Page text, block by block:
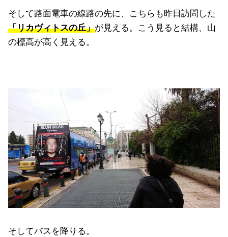
そして路面電車の線路の先に、こちらも昨日訪問した
「リカヴィトスの丘」が見える。こう見ると結構、山
の標高が高く見える。
そしてバスを降りる。